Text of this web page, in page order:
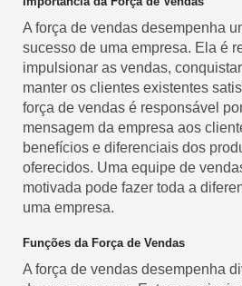
A força de vendas desempenha
sucesso de uma empresa. Ela é
impulsionar as vendas,
manter os clientes existentes
força de vendas é responsável
mensagem da empresa aos
benefícios e diferenciais dos
oferecidos. Uma equipe de
motivada pode fazer toda a
uma empresa.
Funções da Força de Vendas
A força de vendas desempenha